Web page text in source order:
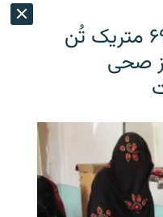
سازمان جهانی صحت ۶۹۰ متریک تُن
صحی